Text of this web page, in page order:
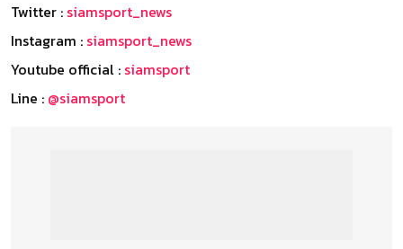
Twitter : siamsport_news
Instagram : siamsport_news
Youtube official : siamsport
Line : @siamsport